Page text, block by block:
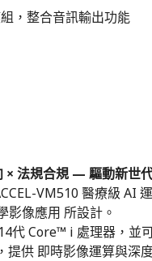
，整合音訊輸出功能
× 法規合規 — 驅動新世
VM510 醫療級 AI
影像應用 所設計。
代 Core™ i 處理器，並
提供 即時影像運算與深